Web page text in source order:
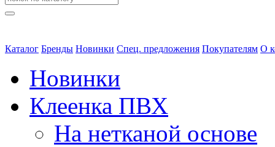
Каталог Бренды Новинки Спец. предложения Покупателям О
Новинки
Клеенка ПВХ
На нетканой основе